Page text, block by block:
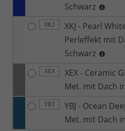
Schwarz
XKJ
XKJ - Pearl
Perleffekt mit
Schwarz
XEX
XEX - Ceramic
Met. mit Dach
YBJ
YBJ - Ocean
Met. mit Dach